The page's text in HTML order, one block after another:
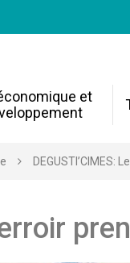
et
DEGUSTI’CIMES: